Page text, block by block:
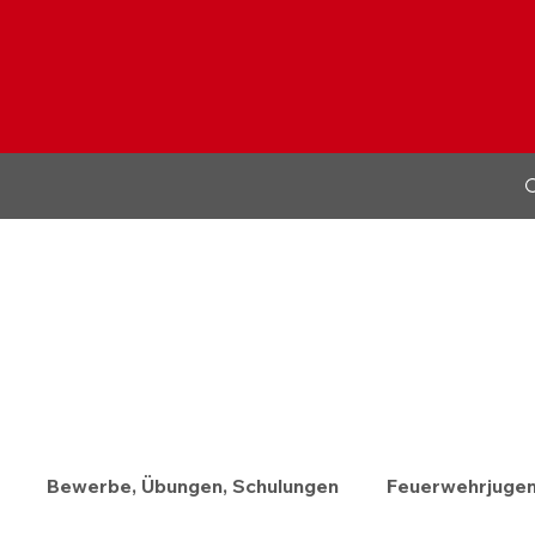
Bewerbe, Übungen, Schulungen